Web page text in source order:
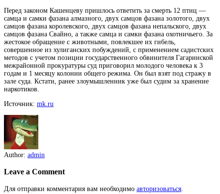
Перед законом Кашенцеву пришлось ответить за смерть 12 птиц —
самца и самки фазана алмазного, двух самцов фазана золотого, двух
самцов фазана королевского, двух самцов фазана непальского, двух
самцов фазана Свайно, а также самца и самки фазана охотничьего. За
жестокое обращение с животными, повлекшее их гибель,
совершенное из хулиганских побуждений, с применением садистских
методов с учетом позиции государственного обвинителя Гагаринской
межрайонной прокуратуры суд приговорил молодого человека к 3
годам и 1 месяцу колонии общего режима. Он был взят под стражу в
зале суда. Кстати, ранее злоумышленник уже был судим за хранение
наркотиков.
Источник: mk.ru
Author: admin
Leave a Comment
Для отправки комментария вам необходимо авторизоваться